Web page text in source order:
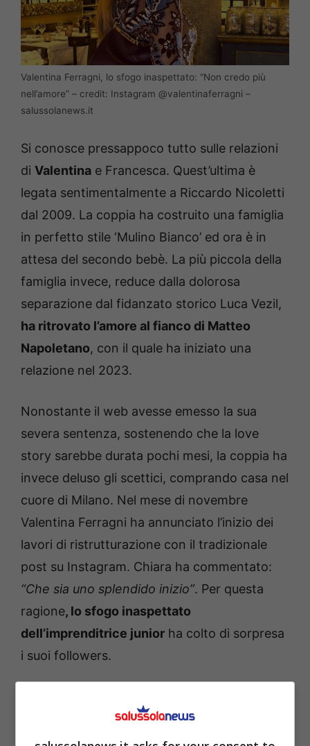
Valentina Ferragni, lo sfogo inaspettato: “Non credo più
nell’amore” – credit: Instagram @valentinaferragni –
salussolanews.it
Si conosce pressappoco tutto sulle relazioni
di Valentina e Francesca. Quest’ultima è
legata sentimentalmente a Riccardo Nicoletti
dal 2009. La coppia ha costruito una famiglia
in perfetto stile ‘Mulino Bianco’ ed ora è in
attesa del secondo bebè. La più piccola della
famiglia invece, reduce dalla dolorosa
separazione dal fidanzato storico Luca Vezil,
ha ritrovato l’amore al fianco di Matteo
Napoletano, con il quale ha iniziato una
relazione nel 2023.
Nonostante il web avesse emesso la sua
severa sentenza, sostenendo che la love
story sarebbe durata pochi mesi, la coppia ha
invece deluso gli scettici, comprando casa nel
cuore di Milano. Nel mese di novembre
Valentina Ferragni ha annunciato l’inizio dei
lavori di ristrutturazione con il tradizionale
post su Instagram. Chiara ha commentato:
“Che sia uno splendido inizio”. Per questa
ragione, lo sfogo inaspettato
dell’imprenditrice junior ha colto di sorpresa
i suoi followers.
Valentina Ferragni non
crede nell’amore? La verità